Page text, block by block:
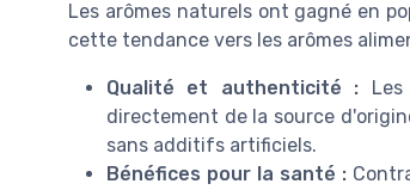
Les arômes naturels ont gagné en
cette tendance vers les arômes
Qualité et authenticité :
directement de la source
sans additifs artificiels.
Bénéfices pour la santé :